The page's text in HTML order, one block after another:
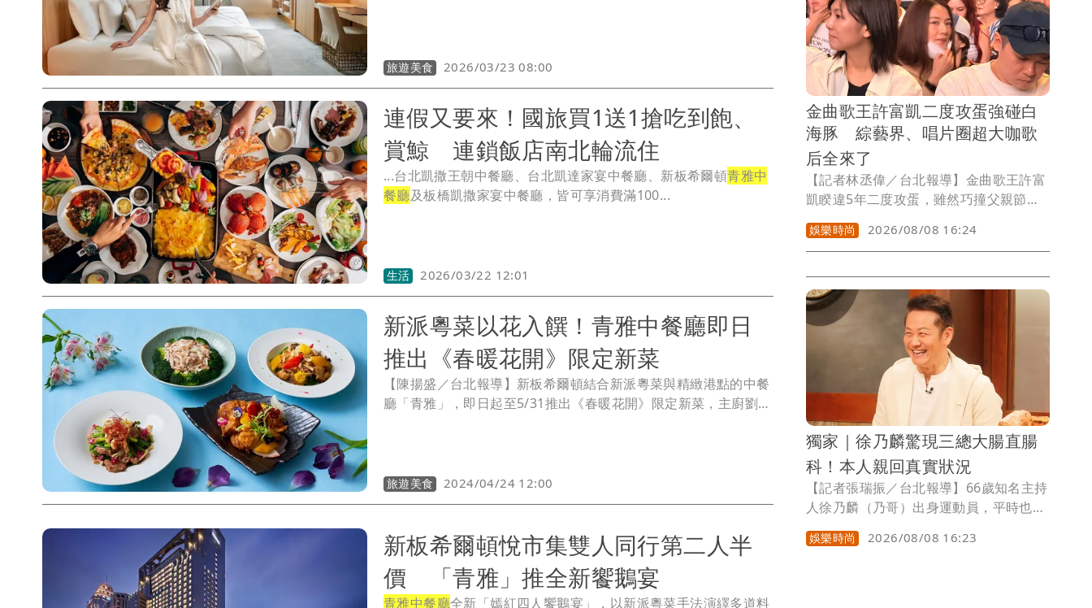
旅遊美食 2026/03/23 08:00
連假又要來！國旅買1送1搶吃到飽、
賞鯨 連鎖飯店南北輪流住
...台北凱撒王朝中餐廳、台北凱達家宴中餐廳、新板希爾頓青雅中
餐廳及板橋凱撒家宴中餐廳，皆可享消費滿100...
生活 2026/03/22 12:01
新派粵菜以花入饌！青雅中餐廳即日
推出《春暖花開》限定新菜
【陳揚盛／台北報導】新板希爾頓結合新派粵菜與精緻港點的中餐
廳「青雅」，即日起至5/31推出《春暖花開》限定新菜，主廚劉桂
花酸柑炒雞球」，特別使用清新菊花拌炒的「鮮菊百合龍膽班
球」，以及口感層次鮮明的「菊花炸春捲」等佳餚，充分展現粵菜
旅遊美食 2024/04/24 12:00
新板希爾頓悅市集雙人同行第二人半
價 「青雅」推全新饗鵝宴
青雅中餐廳全新「嫣紅四人饗鵝宴」，以新派粵菜手法演繹多道料
金曲歌王許富凱二度攻蛋強碰白
海豚 綜藝界、唱片圈超大咖歌
后全來了
【記者林丞偉／台北報導】金曲歌王許富
凱睽違5年二度攻蛋，雖然巧撞父親節，
特別用心選在下午3點15分開唱，讓大家
還趕得上過節，現場湧進1.1萬人朝聖，
擁有好人緣的他，台下更是星光雲集，彭
佳慧、黃韻玲、陳美鳳、于美人、于子
育、桑布伊、黃鐙輝、方宥心、馬敏芬、
荒山亮、icy ball冰球樂團、吳申梅到場
搶看，包廂區更有張小燕，就連超大咖天
后田馥甄，也低調現身vip席。
娛樂時尚 2026/08/08 16:24
獨家｜徐乃麟驚現三總大腸直腸
科！本人親回真實狀況
【記者張瑞振／台北報導】66歲知名主持
人徐乃麟（乃哥）出身運動員，平時也維
持規律運動習慣，健康狀況一直不錯，不
過，《壹蘋新聞網》接獲民眾爆料，昨
娛樂時尚 2026/08/08 16:23